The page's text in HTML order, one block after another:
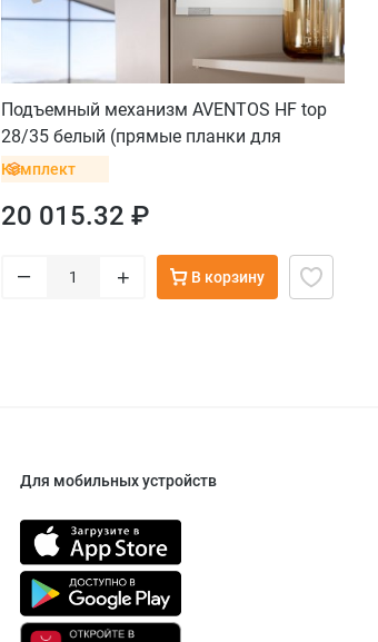
Подъемный механизм AVENTOS HF top
28/35 белый (прямые планки для
рычага и крестообразные с винтом для
Комплект
20 015.32 ₽
– + В корзину
Для мобильных устройств